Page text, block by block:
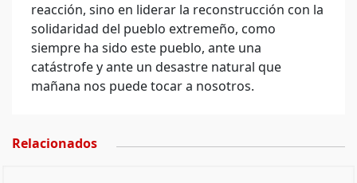
reacción, sino en liderar la reconstrucción con la
solidaridad del pueblo extremeño, como
siempre ha sido este pueblo, ante una
catástrofe y ante un desastre natural que
mañana nos puede tocar a nosotros.
Relacionados